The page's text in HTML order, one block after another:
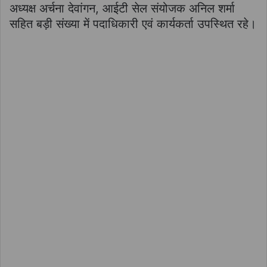
अध्यक्ष अर्चना देवांगन, आईटी सेल संयोजक अनिल शर्मा
सहित बड़ी संख्या में पदाधिकारी एवं कार्यकर्ता उपस्थित रहे।